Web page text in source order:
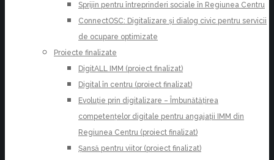
Sprijin pentru întreprinderi sociale în Regiunea Centru
ConnectOSC: Digitalizare și dialog civic pentru servicii
de ocupare optimizate
Proiecte finalizate
DigitALL IMM (proiect finalizat)
Digital în centru (proiect finalizat)
Evoluție prin digitalizare – Îmbunătățirea
competențelor digitale pentru angajații IMM din
Regiunea Centru (proiect finalizat)
Șansă pentru viitor (proiect finalizat)